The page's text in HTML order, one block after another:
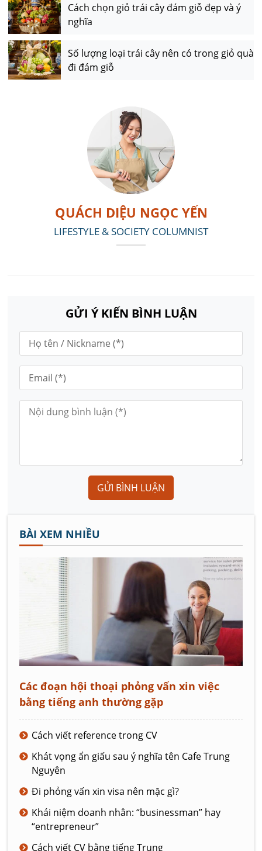
Cách chọn giỏ trái cây đám giỗ đẹp và ý
nghĩa
Số lượng loại trái cây nên có trong giỏ quà
đi đám giỗ
QUÁCH DIỆU NGỌC YẾN
LIFESTYLE & SOCIETY COLUMNIST
GỬI Ý KIẾN BÌNH LUẬN
GỬI BÌNH LUẬN
BÀI XEM NHIỀU
Các đoạn hội thoại phỏng vấn xin việc
bằng tiếng anh thường gặp
Cách viết reference trong CV
Khát vọng ẩn giấu sau ý nghĩa tên Cafe Trung
Nguyên
Đi phỏng vấn xin visa nên mặc gì?
Khái niệm doanh nhân: “businessman” hay
“entrepreneur”
Cách viết CV bằng tiếng Trung